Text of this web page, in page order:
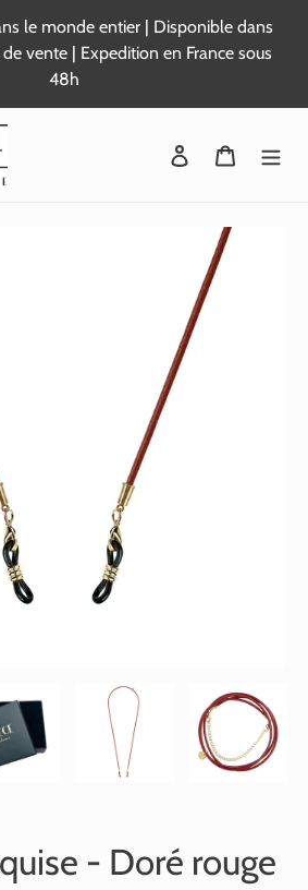
le monde entier | Disponible dans
vente | Expedition en France sous
48h
Se connecter
Panier
- Doré rouge